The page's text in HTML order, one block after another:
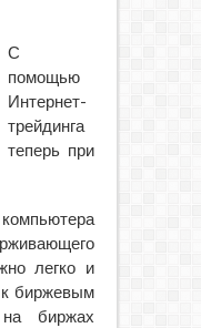
С
помощью
Интернет-
трейдинга
теперь при
легко и
к биржевым
на биржах